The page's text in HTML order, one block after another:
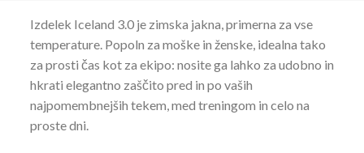
Izdelek Iceland 3.0 je zimska jakna, primerna za vse
temperature. Popoln za moške in ženske, idealna tako
za prosti čas kot za ekipo: nosite ga lahko za udobno in
hkrati elegantno zaščito pred in po vaših
najpomembnejših tekem, med treningom in celo na
proste dni.